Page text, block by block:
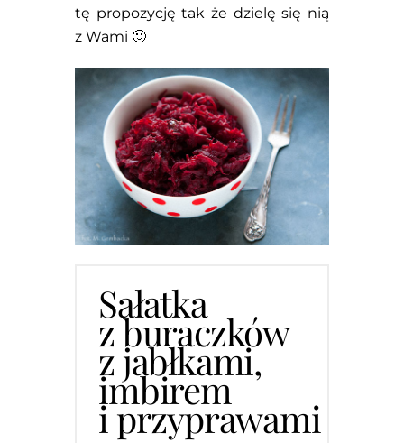
tę propozycję tak że dzielę się nią
z Wami 🙂
Sałatka
z buraczków
z jabłkami,
imbirem
i przyprawami